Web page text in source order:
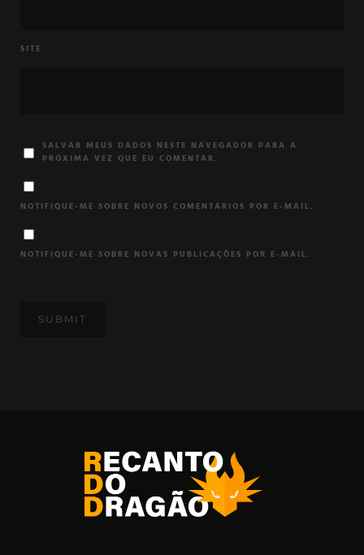
SITE
SALVAR MEUS DADOS NESTE NAVEGADOR PARA A
PRÓXIMA VEZ QUE EU COMENTAR.
NOTIFIQUE-ME SOBRE NOVOS COMENTÁRIOS POR E-MAIL.
NOTIFIQUE-ME SOBRE NOVAS PUBLICAÇÕES POR E-MAIL.